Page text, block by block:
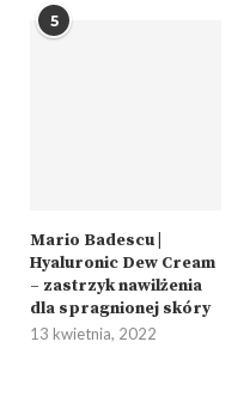
5
Mario Badescu |
Hyaluronic Dew Cream
– zastrzyk nawilżenia
dla spragnionej skóry
13 kwietnia, 2022